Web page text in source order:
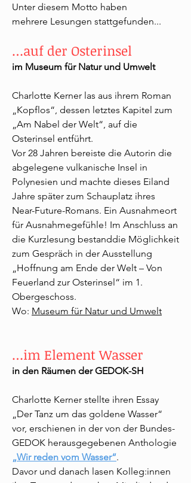
Unter diesem Motto haben
mehrere Lesungen stattgefunden...
…auf der Osterinsel
im Museum für Natur und Umwelt
Charlotte Kerner las aus ihrem Roman
„Kopflos“, dessen letztes Kapitel zum
„Am Nabel der Welt“, auf die
Osterinsel entführt.
Vor 28 Jahren bereiste die Autorin die
abgelegene vulkanische Insel in
Polynesien und machte dieses Eiland
Jahre später zum Schauplatz ihres
Near-Future-Romans. Ein Ausnahmeort
für Ausnahmegefühle! Im Anschluss an
die Kurzlesung bestanddie Möglichkeit
zum Gespräch in der Ausstellung
„Hoffnung am Ende der Welt – Von
Feuerland zur Osterinsel“ im 1.
Obergeschoss.
Wo: Museum für Natur und Umwelt
…im Element Wasser
in den Räumen der GEDOK-SH
Charlotte Kerner stellte ihren Essay
„Der Tanz um das goldene Wasser“
vor, erschienen in der von der Bundes-
GEDOK herausgegebenen Anthologie
„Wir reden vom Wasser“.
Davor und danach lasen Kolleg:innen